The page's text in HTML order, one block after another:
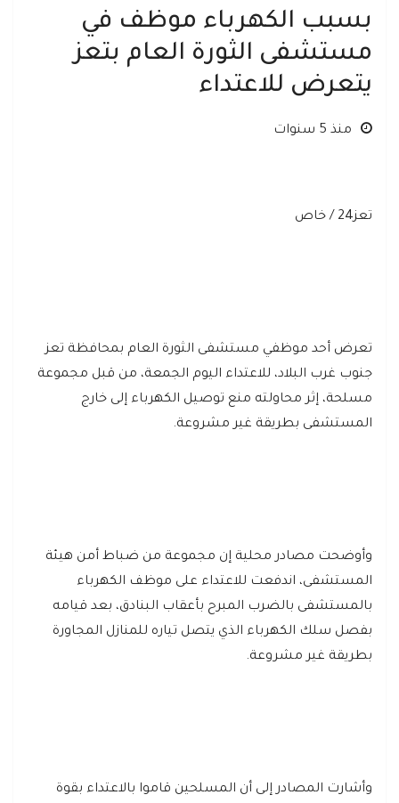
بسبب الكهرباء موظف في
مستشفى الثورة العام بتعز
يتعرض للاعتداء
منذ 5 سنوات
تعز24 / خاص
تعرض أحد موظفي مستشفى الثورة العام بمحافظة تعز
جنوب غرب البلاد، للاعتداء اليوم الجمعة، من قبل مجموعة
مسلحة، إثر محاولته منع توصيل الكهرباء إلى خارج
المستشفى بطريقة غير مشروعة.
وأوضحت مصادر محلية إن مجموعة من ضباط أمن هيئة
المستشفى، اندفعت للاعتداء على موظف الكهرباء
بالمستشفى بالضرب المبرح بأعقاب البنادق، بعد قيامه
بفصل سلك الكهرباء الذي يتصل تياره للمنازل المجاورة
بطريقة غير مشروعة.
وأشارت المصادر إلى أن المسلحين قاموا بالاعتداء بقوة